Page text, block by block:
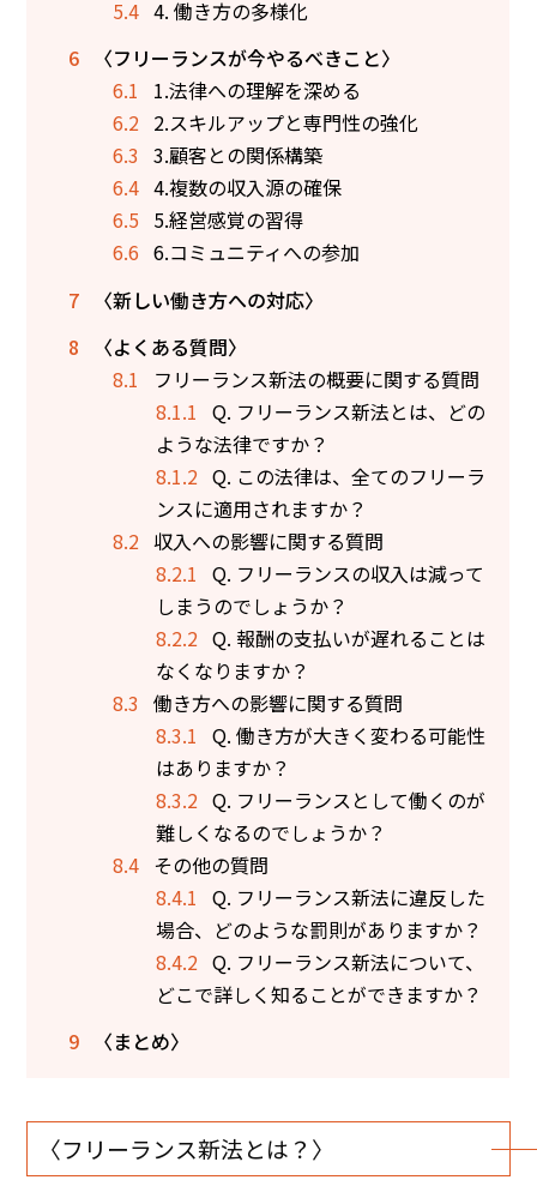
5.4 4. 働き方の多様化
6
〈フリーランスが今やるべきこと〉
6.1
1.法律への理解を深める
6.2 2.スキルアップと専門性の強化
6.3 3.顧客との関係構築
6.4 4.複数の収入源の確保
6.5 5.経営感覚の習得
6.6 6.コミュニティへの参加
7
〈新しい働き方への対応〉
8
〈よくある質問〉
8.1
フリーランス新法の概要に関する質問
8.1.1 Q. フリーランス新法とは、どの
ような法律ですか？
8.1.2 Q. この法律は、全てのフリーラ
ンスに適用されますか？
8.2 収入への影響に関する質問
8.2.1 Q. フリーランスの収入は減って
しまうのでしょうか？
8.2.2 Q. 報酬の支払いが遅れることは
なくなりますか？
8.3 働き方への影響に関する質問
8.3.1 Q. 働き方が大きく変わる可能性
はありますか？
8.3.2 Q. フリーランスとして働くのが
難しくなるのでしょうか？
8.4 その他の質問
8.4.1 Q. フリーランス新法に違反した
場合、どのような罰則がありますか？
8.4.2 Q. フリーランス新法について、
どこで詳しく知ることができますか？
9
〈まとめ〉
〈フリーランス新法とは？〉